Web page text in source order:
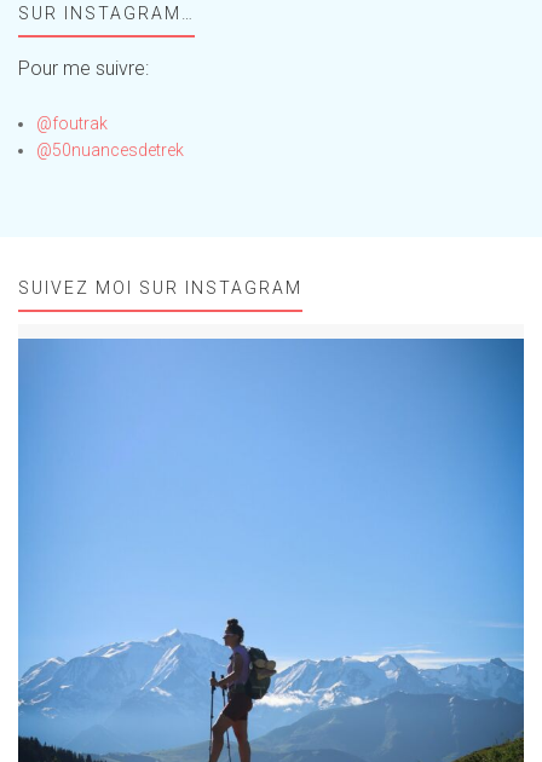
!SUR INSTAGRAM…
Pour me suivre:
@foutrak
@50nuancesdetrek
SUIVEZ MOI SUR INSTAGRAM